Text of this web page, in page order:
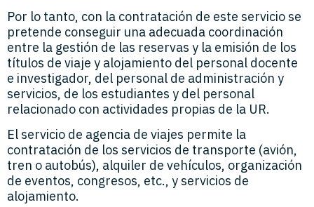
Por lo tanto, con la contratación de este servicio se
pretende conseguir una adecuada coordinación
entre la gestión de las reservas y la emisión de los
títulos de viaje y alojamiento del personal docente
e investigador, del personal de administración y
servicios, de los estudiantes y del personal
relacionado con actividades propias de la UR.
El servicio de agencia de viajes permite la
contratación de los servicios de transporte (avión,
tren o autobús), alquiler de vehículos, organización
de eventos, congresos, etc., y servicios de
alojamiento.